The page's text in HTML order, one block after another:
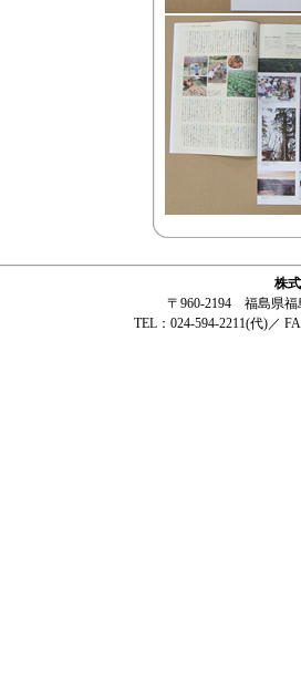
株
〒960-2194 福島県福
TEL：024-594-2211(代)／